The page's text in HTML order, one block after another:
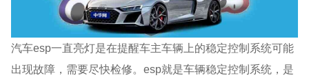
汽车esp一直亮灯是在提醒车主车辆上的稳定控制系统可能
出现故障，需要尽快检修。esp就是车辆稳定控制系统，是